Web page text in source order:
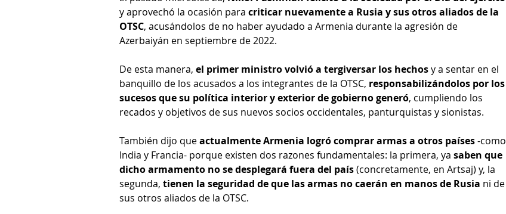
y aprovechó la ocasión para criticar nuevamente a Rusia y sus otros aliados de la
OTSC, acusándolos de no haber ayudado a Armenia durante la agresión de
Azerbaiyán en septiembre de 2022.
De esta manera, el primer ministro volvió a tergiversar los hechos y a sentar en el
banquillo de los acusados a los integrantes de la OTSC, responsabilizándolos por los
sucesos que su política interior y exterior de gobierno generó, cumpliendo los
recados y objetivos de sus nuevos socios occidentales, panturquistas y sionistas.
También dijo que actualmente Armenia logró comprar armas a otros países -como
India y Francia- porque existen dos razones fundamentales: la primera, ya saben que
dicho armamento no se desplegará fuera del país (concretamente, en Artsaj) y, la
segunda, tienen la seguridad de que las armas no caerán en manos de Rusia ni de
sus otros aliados de la OTSC.